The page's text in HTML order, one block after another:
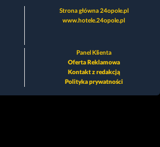
Strona główna 24opole.pl
www.hotele.24opole.pl
Panel Klienta
Oferta Reklamowa
Kontakt z redakcją
Polityka prywatności